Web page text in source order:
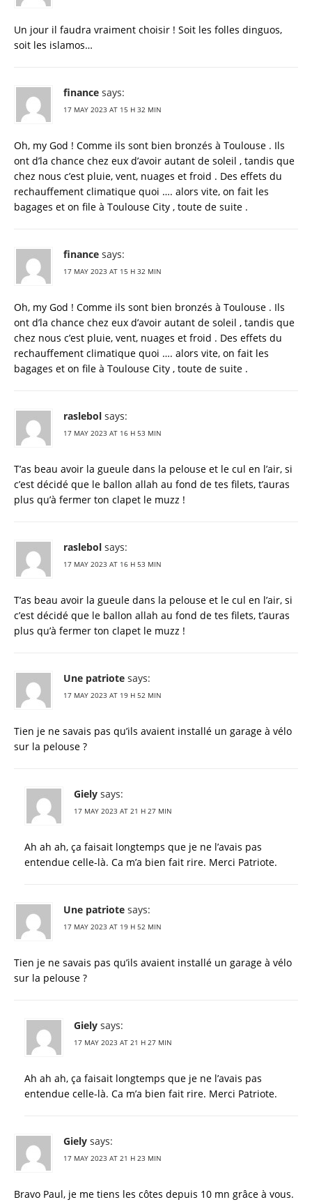
Un jour il faudra vraiment choisir ! Soit les folles dinguos,
soit les islamos…
finance says:
17 MAY 2023 AT 15 H 32 MIN
Oh, my God ! Comme ils sont bien bronzés à Toulouse . Ils
ont d’la chance chez eux d’avoir autant de soleil , tandis que
chez nous c’est pluie, vent, nuages et froid . Des effets du
rechauffement climatique quoi …. alors vite, on fait les
bagages et on file à Toulouse City , toute de suite .
finance says:
17 MAY 2023 AT 15 H 32 MIN
Oh, my God ! Comme ils sont bien bronzés à Toulouse . Ils
ont d’la chance chez eux d’avoir autant de soleil , tandis que
chez nous c’est pluie, vent, nuages et froid . Des effets du
rechauffement climatique quoi …. alors vite, on fait les
bagages et on file à Toulouse City , toute de suite .
raslebol says:
17 MAY 2023 AT 16 H 53 MIN
T’as beau avoir la gueule dans la pelouse et le cul en l’air, si
c’est décidé que le ballon allah au fond de tes filets, t’auras
plus qu’à fermer ton clapet le muzz !
raslebol says:
17 MAY 2023 AT 16 H 53 MIN
T’as beau avoir la gueule dans la pelouse et le cul en l’air, si
c’est décidé que le ballon allah au fond de tes filets, t’auras
plus qu’à fermer ton clapet le muzz !
Une patriote says:
17 MAY 2023 AT 19 H 52 MIN
Tien je ne savais pas qu’ils avaient installé un garage à vélo
sur la pelouse ?
Giely says:
17 MAY 2023 AT 21 H 27 MIN
Ah ah ah, ça faisait longtemps que je ne l’avais pas
entendue celle-là. Ca m’a bien fait rire. Merci Patriote.
Une patriote says:
17 MAY 2023 AT 19 H 52 MIN
Tien je ne savais pas qu’ils avaient installé un garage à vélo
sur la pelouse ?
Giely says:
17 MAY 2023 AT 21 H 27 MIN
Ah ah ah, ça faisait longtemps que je ne l’avais pas
entendue celle-là. Ca m’a bien fait rire. Merci Patriote.
Giely says:
17 MAY 2023 AT 21 H 23 MIN
Bravo Paul, je me tiens les côtes depuis 10 mn grâce à vous.